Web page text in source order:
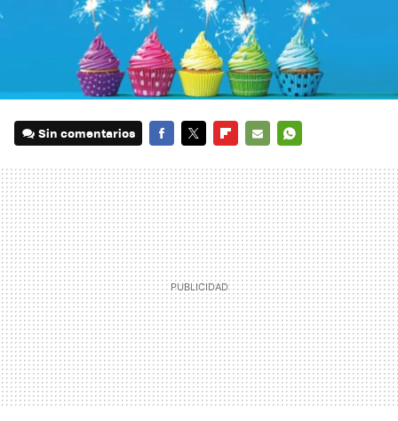
Sin comentarios
MAIL